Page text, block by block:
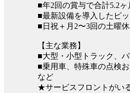
■年2回の賞与で合計5.2ヶ
■最新設備を導入したピッ
■日祝＋月2〜3回の土曜
【主な業務】
■大型・小型トラック、
■乗用車、特殊車の点検
など
★サービスフロントがい